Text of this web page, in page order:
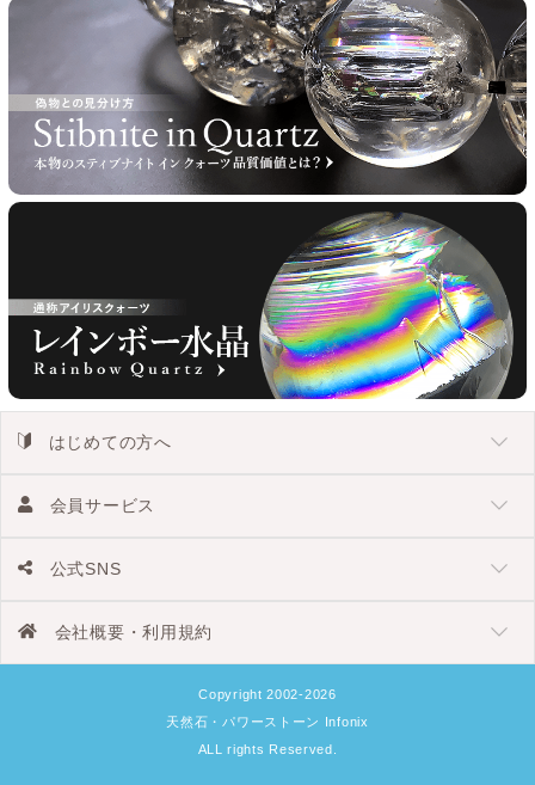
はじめての方へ
会員サービス
公式SNS
会社概要・利用規約
Copyright 2002-2026
天然石・パワーストーン Infonix
ALL rights Reserved.